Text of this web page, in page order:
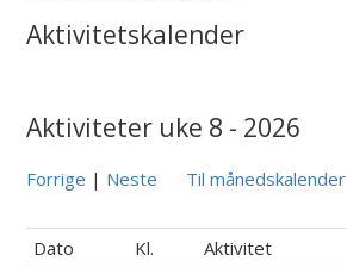
Aktivitetskalender
Aktiviteter uke 8 - 2026
Forrige | Neste Til månedskalender
Dato Kl. Aktivitet